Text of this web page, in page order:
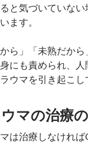
と気づいていな
ます。
から」「未熟だか
にも責められ、
ウマを引き起こし
ウマの治療
マは治療しなけれ